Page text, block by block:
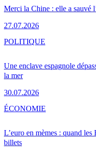
Merci la Chine : elle a sauvé
27.07.2026
Une enclave espagnole
la mer
30.07.2026
POLITIQUE
L’euro en mèmes : quand
billets
ÉCONOMIE